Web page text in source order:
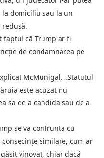
domiciliu sau la un
faptul că Trump ar fi
de condamnarea pe
McMunigal. „Statutul
este acuzat nu
sa de a candida sau de a
se va confrunta cu
similare, cum ar
vinovat, chiar dacă